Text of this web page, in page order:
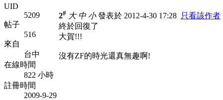
UID
5209
帖子
516
來自
台中
在線時間
822 小時
註冊時間
2009-9-29
2# 大 中 小發表於 2012-4-30 17:28 只看該作者
終於回復了
大賀!!!
沒有ZF的時光還真無趣啊!